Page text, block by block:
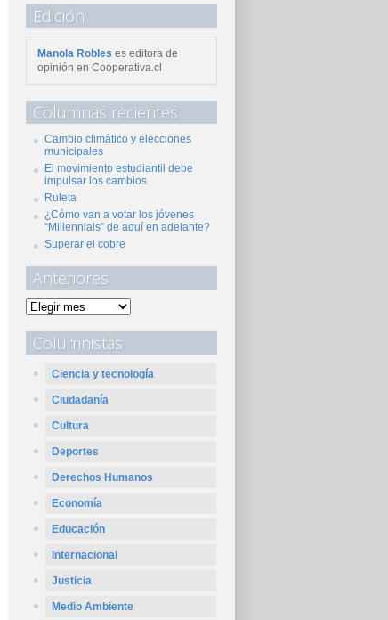
Edición
Manola Robles es editora de
opinión en Cooperativa.cl
Columnas recientes
Cambio climático y elecciones
municipales
El movimiento estudiantil debe
impulsar los cambios
Ruleta
¿Cómo van a votar los jóvenes
“Millennials” de aquí en adelante?
Superar el cobre
Anteriores
Columnistas
Ciencia y tecnología
Ciudadanía
Cultura
Deportes
Derechos Humanos
Economía
Educación
Internacional
Justicia
Medio Ambiente